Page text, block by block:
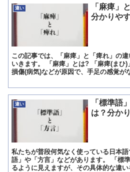
違い
「麻痺」
分かりや
この記事では、「麻痺」と「痺れ」の
いきます。 「麻痺」とは? 「麻痺(まひ
損傷(病気)などが原因で、手足の感覚が
違い
「標準語
は？分か
私たちが普段何気なく使っている日本
語」や「方言」などがあります。 「標
るように見えますが、その具体的な違